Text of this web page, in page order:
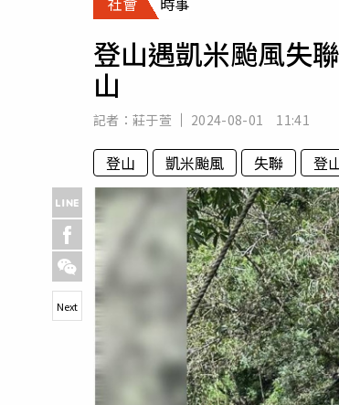
專
登山遇凱米颱風失
山
記者： 莊于萱 2024-08-01 11:41
登山 凱米颱風 失聯 登
Next